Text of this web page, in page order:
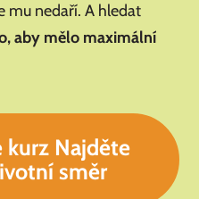
mu nedaří. A hledat
aby mělo maximální
kurz Najděte
směr